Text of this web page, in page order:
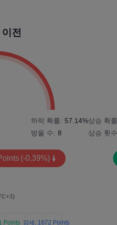
전
하락 확률: 57.14%
방울 수: 8
(-0.39%)
상승 확
상승 횟